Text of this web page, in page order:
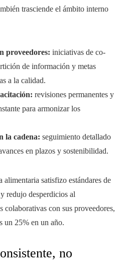
trasciende el ámbito interno
proveedores: iniciativas de co-
de información y metas
a la calidad.
revisiones permanentes y
para armonizar los
la cadena: seguimiento detallado
en plazos y sostenibilidad.
satisfizo estándares de
redujo desperdicios al
colaborativas con sus proveedores,
un 25% en un año.
no